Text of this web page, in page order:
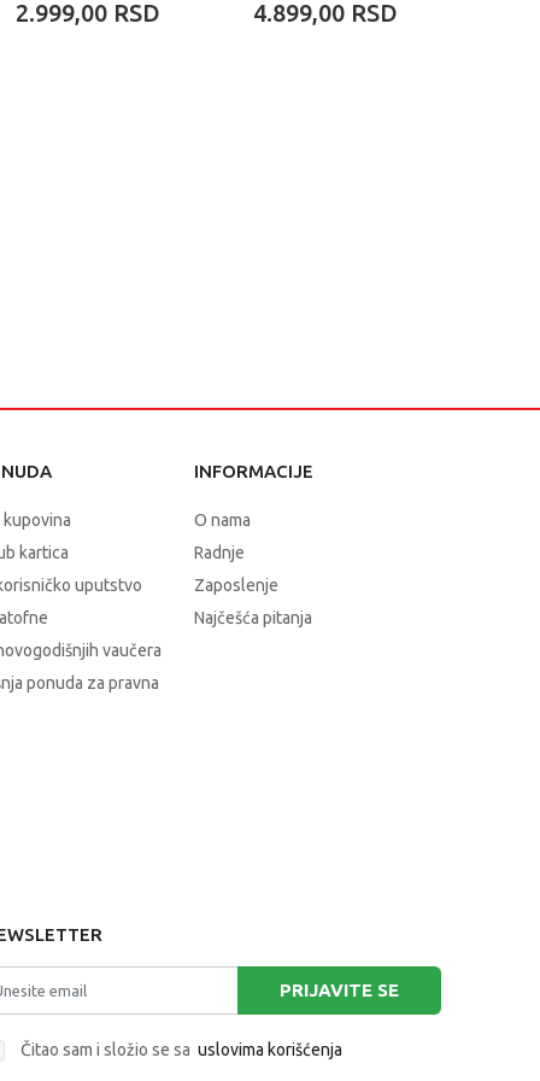
2.999,00 RSD 4.899,00 RSD
kartica
uputstvo
vaučera
ponuda za pravna
INFORMACIJE
O nama
Radnje
Zaposlenje
Najčešća pitanja
PRIJAVITE SE
Čitao sam i složio se sa uslovima korišćenja